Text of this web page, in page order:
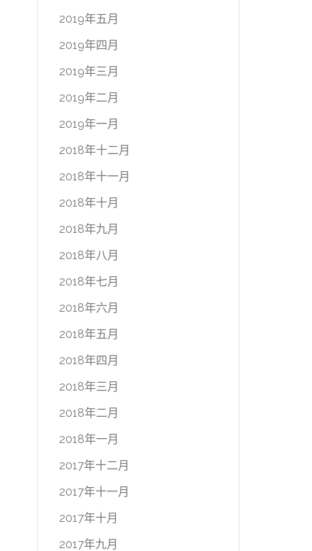
2019年五月
2019年四月
2019年三月
2019年二月
2019年一月
2018年十二月
2018年十一月
2018年十月
2018年九月
2018年八月
2018年七月
2018年六月
2018年五月
2018年四月
2018年三月
2018年二月
2018年一月
2017年十二月
2017年十一月
2017年十月
2017年九月